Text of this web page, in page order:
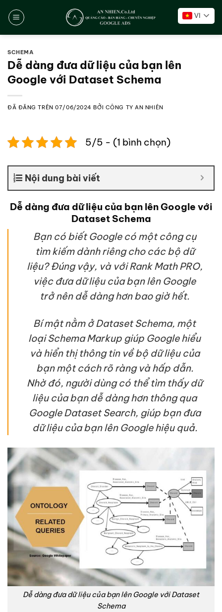
đến
VI
SCHEMA
Dễ dàng đưa dữ liệu của bạn lên
Google với Dataset Schema
ĐÃ ĐĂNG TRÊN07/06/2024 BỞI CÔNG TY AN NHIÊN
5/5 - (1 bình chọn)
Nội dung bài viết
Dễ dàng đưa dữ liệu của bạn lên Google với
Dataset Schema
Bạn có biết Google có một công cụ
tìm kiếm dành riêng cho các bộ dữ
liệu? Đúng vậy, và với Rank Math PRO,
việc đưa dữ liệu của bạn lên Google
trở nên dễ dàng hơn bao giờ hết.
Bí mật nằm ở Dataset Schema, một
loại Schema Markup giúp Google hiểu
và hiển thị thông tin về bộ dữ liệu của
bạn một cách rõ ràng và hấp dẫn.
Nhờ đó, người dùng có thể tìm thấy dữ
liệu của bạn dễ dàng hơn thông qua
Google Dataset Search, giúp bạn đưa
dữ liệu của bạn lên Google hiệu quả.
Dễ dàng đưa dữ liệu của bạn lên Google với Dataset
Schema